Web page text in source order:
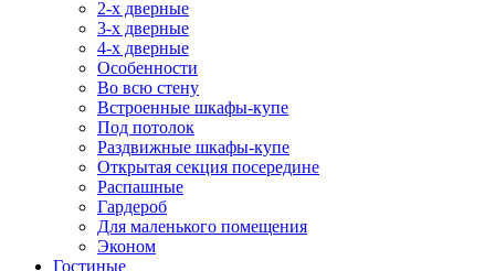
2-х дверные
3-х дверные
4-х дверные
Особенности
Во всю стену
Встроенные шкафы-купе
Под потолок
Раздвижные шкафы-купе
Открытая секция посередине
Распашные
Гардероб
Для маленького помещения
Эконом
Гостиные